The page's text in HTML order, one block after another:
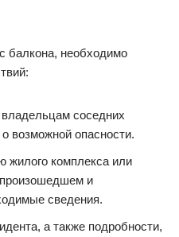
балкона, необходимо
соседних
возможной опасности.
жилого комплекса или
и
сведения.
а также подробности,